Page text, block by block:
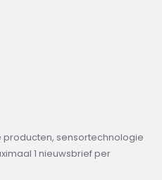
sensortechnologie
1 nieuwsbrief per